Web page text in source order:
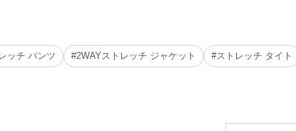
ッチ パンツ #2WAYストレッチ ジャケット #ストレッチ タイト